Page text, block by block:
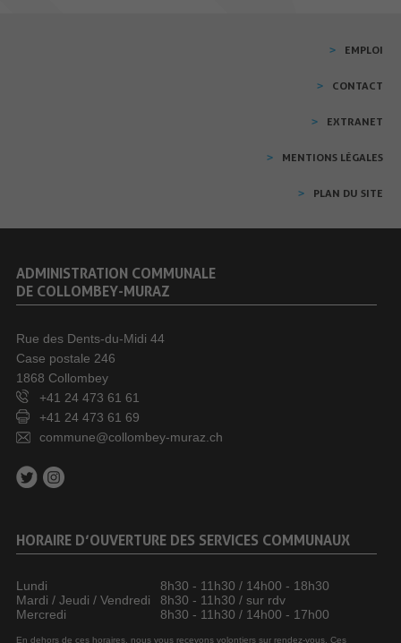
EMPLOI
CONTACT
EXTRANET
MENTIONS LÉGALES
PLAN DU SITE
ADMINISTRATION COMMUNALE
DE COLLOMBEY-MURAZ
Rue des Dents-du-Midi 44
Case postale 246
1868 Collombey
+41 24 473 61 61
+41 24 473 61 69
commune@collombey-muraz.ch
HORAIRE D’OUVERTURE DES SERVICES COMMUNAUX
Lundi
8h30 - 11h30 / 14h00 - 18h30
Mardi / Jeudi / Vendredi
8h30 - 11h30 / sur rdv
Mercredi
8h30 - 11h30 / 14h00 - 17h00
En dehors de ces horaires, nous vous recevons volontiers sur rendez-vous. Ces